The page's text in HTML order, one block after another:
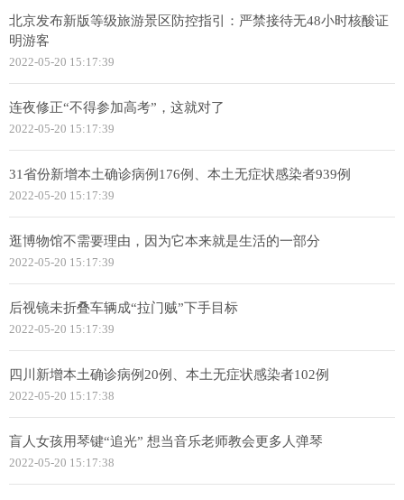
北京发布新版等级旅游景区防控指引：严禁接待无48小时核酸证
明游客
2022-05-20 15:17:39
连夜修正“不得参加高考”，这就对了
2022-05-20 15:17:39
31省份新增本土确诊病例176例、本土无症状感染者939例
2022-05-20 15:17:39
逛博物馆不需要理由，因为它本来就是生活的一部分
2022-05-20 15:17:39
后视镜未折叠车辆成“拉门贼”下手目标
2022-05-20 15:17:39
四川新增本土确诊病例20例、本土无症状感染者102例
2022-05-20 15:17:38
盲人女孩用琴键“追光” 想当音乐老师教会更多人弹琴
2022-05-20 15:17:38